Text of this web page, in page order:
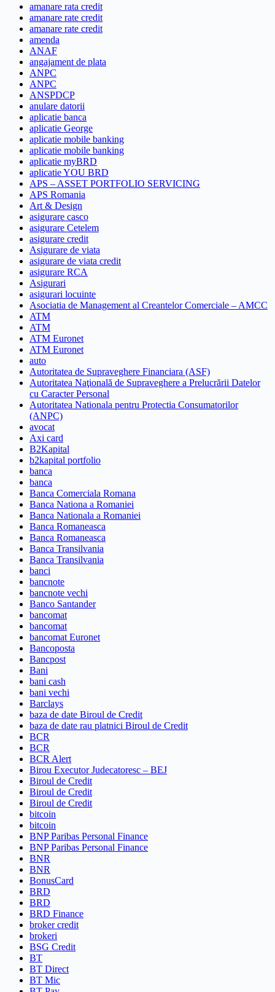
amanare rata credit
amanare rate credit
amanare rate credit
amenda
ANAF
angajament de plata
ANPC
ANPC
ANSPDCP
anulare datorii
aplicatie banca
aplicatie George
aplicatie mobile banking
aplicatie mobile banking
aplicatie myBRD
aplicatie YOU BRD
APS – ASSET PORTFOLIO SERVICING
APS Romania
Art & Design
asigurare casco
asigurare Cetelem
asigurare credit
Asigurare de viata
asigurare de viata credit
asigurare RCA
Asigurari
asigurari locuinte
Asociatia de Management al Creantelor Comerciale – AMCC
ATM
ATM
ATM Euronet
ATM Euronet
auto
Autoritatea de Supraveghere Financiara (ASF)
Autoritatea Naţională de Supraveghere a Prelucrării Datelor
cu Caracter Personal
Autoritatea Nationala pentru Protectia Consumatorilor
(ANPC)
avocat
Axi card
B2Kapital
b2kapital portfolio
banca
banca
Banca Comerciala Romana
Banca Nationa a Romaniei
Banca Nationala a Romaniei
Banca Romaneasca
Banca Romaneasca
Banca Transilvania
Banca Transilvania
banci
bancnote
bancnote vechi
Banco Santander
bancomat
bancomat
bancomat Euronet
Bancoposta
Bancpost
Bani
bani cash
bani vechi
Barclays
baza de date Biroul de Credit
baza de date rau platnici Biroul de Credit
BCR
BCR
BCR Alert
Birou Executor Judecatoresc – BEJ
Biroul de Credit
Biroul de Credit
Biroul de Credit
bitcoin
bitcoin
BNP Paribas Personal Finance
BNP Paribas Personal Finance
BNR
BNR
BonusCard
BRD
BRD
BRD Finance
broker credit
brokeri
BSG Credit
BT
BT Direct
BT Mic